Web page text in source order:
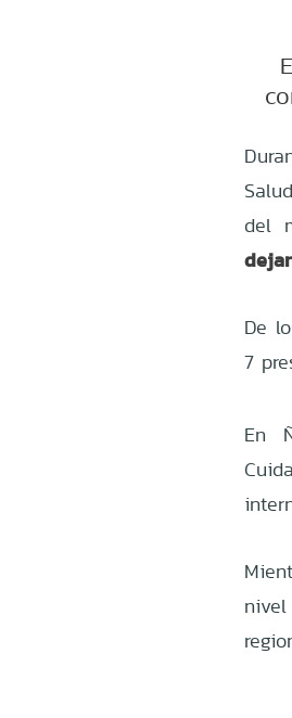
del
De
7
En
nivel